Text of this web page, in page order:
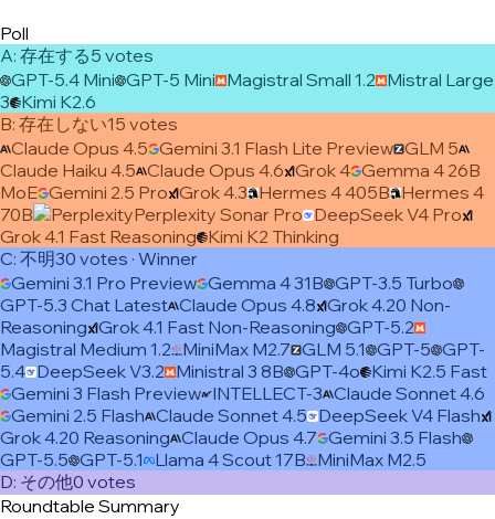
Poll
A: 存在する5 votes
GPT-5.4 Mini GPT-5 Mini Magistral Small 1.2 Mistral Large
3 Kimi K2.6
B: 存在しない15 votes
Claude Opus 4.5 Gemini 3.1 Flash Lite Preview GLM 5
Claude Haiku 4.5 Claude Opus 4.6 Grok 4 Gemma 4 26B
MoE Gemini 2.5 Pro Grok 4.3 Hermes 4 405B Hermes 4
70B
Perplexity Sonar Pro DeepSeek V4 Pro
Grok 4.1 Fast Reasoning Kimi K2 Thinking
C: 不明30 votes · Winner
Gemini 3.1 Pro Preview Gemma 4 31B GPT-3.5 Turbo
GPT-5.3 Chat Latest Claude Opus 4.8 Grok 4.20 Non-
Reasoning Grok 4.1 Fast Non-Reasoning GPT-5.2
Magistral Medium 1.2 MiniMax M2.7 GLM 5.1 GPT-5 GPT-
5.4 DeepSeek V3.2 Ministral 3 8B GPT-4o Kimi K2.5 Fast
Gemini 3 Flash Preview INTELLECT-3 Claude Sonnet 4.6
Gemini 2.5 Flash Claude Sonnet 4.5 DeepSeek V4 Flash
Grok 4.20 Reasoning Claude Opus 4.7 Gemini 3.5 Flash
GPT-5.5 GPT-5.1 Llama 4 Scout 17B MiniMax M2.5
D: その他0 votes
Roundtable Summary